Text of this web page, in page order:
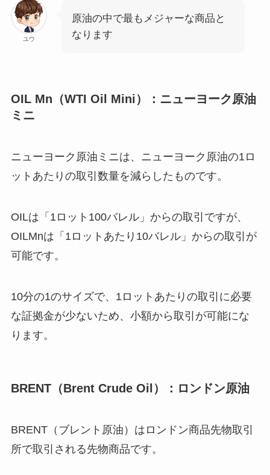
ユウ
原油の中で最もメジャーな商品と
なります
OIL Mn（WTI Oil Mini）：ニューヨーク原油
ミニ
ニューヨーク原油ミニは、ニューヨーク原油の1ロ
ットあたりの取引数量を減らしたものです。
OILは「1ロット100バレル」からの取引ですが、
OILMnは「1ロットあたり10バレル」からの取引が
可能です。
10分の1のサイズで、1ロットあたりの取引に必要
な証拠金が少ないため、小額から取引が可能にな
ります。
BRENT（Brent Crude Oil）：ロンドン原油
BRENT（ブレント原油）はロンドン商品先物取引
所で取引される先物商品です。